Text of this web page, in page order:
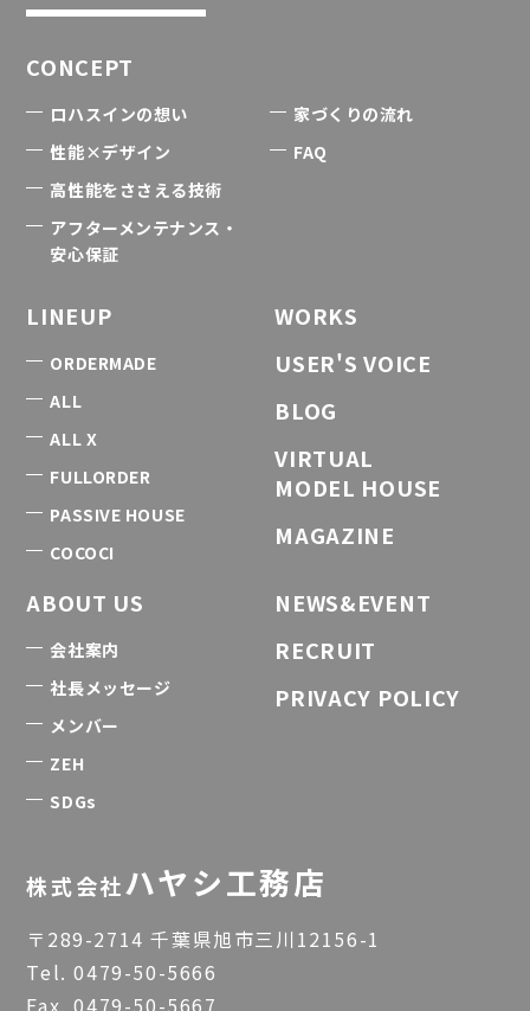
CONCEPT
ロハスインの想い
性能×デザイン
高性能をささえる技術
アフターメンテナンス・
安心保証
家づくりの流れ
FAQ
LINEUP
ORDERMADE
ALL
ALL X
FULLORDER
PASSIVE HOUSE
COCOCI
WORKS
USER'S VOICE
BLOG
VIRTUAL
MODEL HOUSE
MAGAZINE
ABOUT US
会社案内
社長メッセージ
メンバー
ZEH
SDGs
NEWS&EVENT
RECRUIT
PRIVACY POLICY
株式会社ハヤシ工務店
〒289-2714 千葉県旭市三川12156-1
Tel.0479-50-5666
Fax. 0479-50-5667